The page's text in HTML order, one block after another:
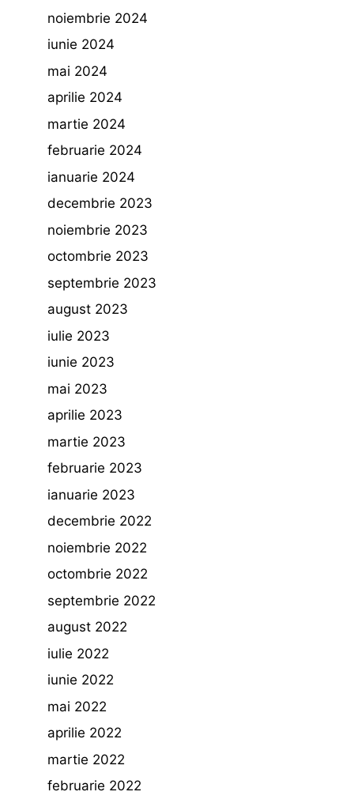
noiembrie 2024
iunie 2024
mai 2024
aprilie 2024
martie 2024
februarie 2024
ianuarie 2024
decembrie 2023
noiembrie 2023
octombrie 2023
septembrie 2023
august 2023
iulie 2023
iunie 2023
mai 2023
aprilie 2023
martie 2023
februarie 2023
ianuarie 2023
decembrie 2022
noiembrie 2022
octombrie 2022
septembrie 2022
august 2022
iulie 2022
iunie 2022
mai 2022
aprilie 2022
martie 2022
februarie 2022